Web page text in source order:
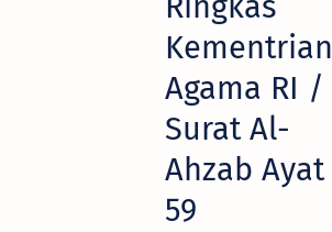
Kementrian
Agama RI /
Surat Al-
Ahzab Ayat
59